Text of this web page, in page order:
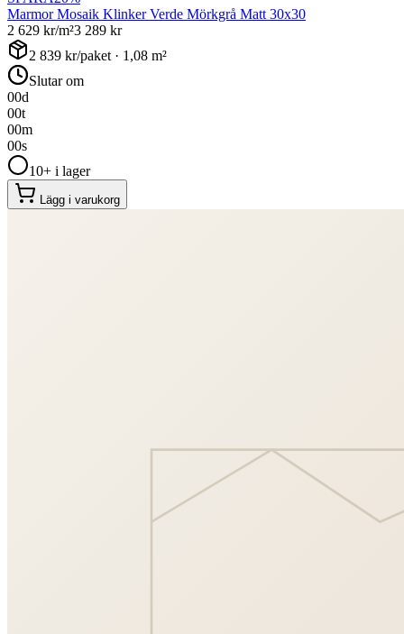
Marmor Mosaik Klinker Verde Mörkgrå Matt 30x30
2 629 kr/m²3 289 kr
2 839 kr/paket · 1,08 m²
Slutar om
00d
00t
00m
00s
10+ i lager
Lägg i varukorg